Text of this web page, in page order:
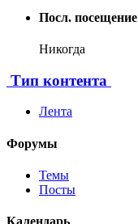
Посл. посещение
Никогда
Тип контента
Лента
Форумы
Темы
Посты